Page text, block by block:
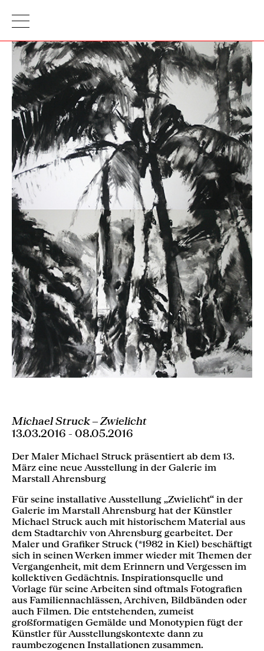
Michael Struck ‒ Zwielicht
13.03.2016 - 08.05.2016
Der Maler Michael Struck präsentiert ab dem 13.
März eine neue Ausstellung in der Galerie im
Marstall Ahrensburg
Für seine installative Ausstellung „Zwielicht“ in der
Galerie im Marstall Ahrensburg hat der Künstler
Michael Struck auch mit historischem Material aus
dem Stadtarchiv von Ahrensburg gearbeitet. Der
Maler und Grafiker Struck (*1982 in Kiel) beschäftigt
sich in seinen Werken immer wieder mit Themen der
Vergangenheit, mit dem Erinnern und Vergessen im
kollektiven Gedächtnis. Inspirationsquelle und
Vorlage für seine Arbeiten sind oftmals Fotografien
aus Familiennachlässen, Archiven, Bildbänden oder
auch Filmen. Die entstehenden, zumeist
großformatigen Gemälde und Monotypien fügt der
Künstler für Ausstellungskontexte dann zu
raumbezogenen Installationen zusammen.